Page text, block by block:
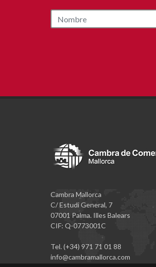
Cambra Mallorca
C/ Estudi General, 7
07001 Palma. Illes Balears
CIF: Q-0773001C
Tel. (+34) 971 71 01 88
info@cambramallorca.com